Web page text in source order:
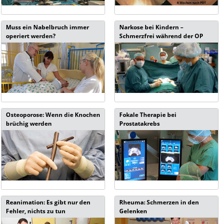
Muss ein Nabelbruch immer
operiert werden?
Narkose bei Kindern –
Schmerzfrei während der OP
Osteoporose: Wenn die Knochen
brüchig werden
Fokale Therapie bei
Prostatakrebs
Reanimation: Es gibt nur den
Fehler, nichts zu tun
Rheuma: Schmerzen in den
Gelenken